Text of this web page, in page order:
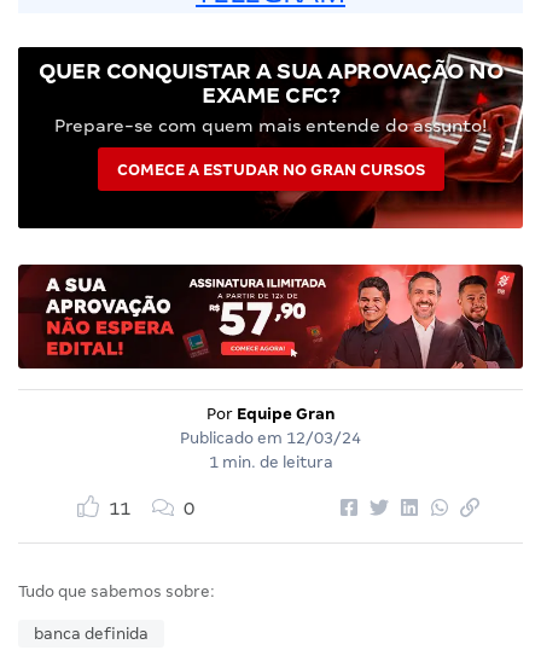
QUER CONQUISTAR A SUA APROVAÇÃO NO
EXAME CFC?
Prepare-se com quem mais entende do assunto!
COMECE A ESTUDAR NO GRAN CURSOS
Por Equipe Gran
Publicado em 12/03/24
1 min. de leitura
11 0
Tudo que sabemos sobre:
banca definida